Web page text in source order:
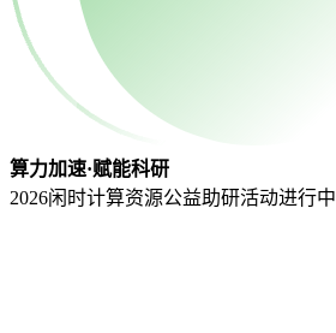
算力加速·赋能科研
2026闲时计算资源公益助研活动进行中